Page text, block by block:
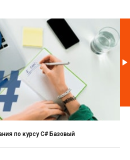
по курсу C# Базовый